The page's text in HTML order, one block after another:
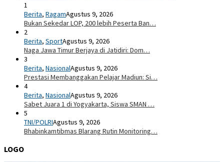
1
Berita, RagamAgustus 9, 2026
Bukan Sekedar LOP, 200 lebih Peserta Ban…
2
Berita, SportAgustus 9, 2026
Naga Jawa Timur Berjaya di Jatidiri: Dom…
3
Berita, NasionalAgustus 9, 2026
Prestasi Membanggakan Pelajar Madiun: Si…
4
Berita, NasionalAgustus 9, 2026
Sabet Juara 1 di Yogyakarta, Siswa SMAN …
5
TNI/POLRIAgustus 9, 2026
Bhabinkamtibmas Blarang Rutin Monitoring…
LOGO